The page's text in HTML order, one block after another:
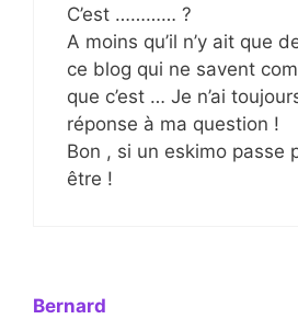
C’est ………… ?
A moins qu’il n’y ait que
ce blog qui ne savent
que c’est … Je n’ai
réponse à ma question !
Bon , si un eskimo passe
être !
Bernard